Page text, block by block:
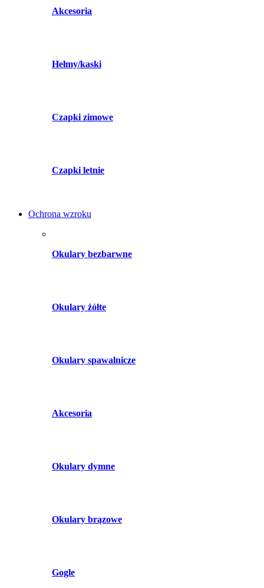
Akcesoria
Hełmy/kaski
Czapki zimowe
Czapki letnie
Ochrona wzroku
Okulary bezbarwne
Okulary żółte
Okulary spawalnicze
Akcesoria
Okulary dymne
Okulary brązowe
Gogle